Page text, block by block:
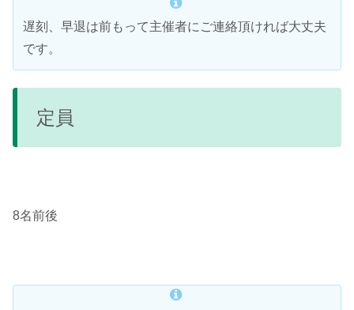
遅刻、早退は前もって主催者にご連絡頂ければ大丈夫
です。
定員
8名前後